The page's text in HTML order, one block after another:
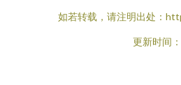
如若转载，请注明出处：
更新时间